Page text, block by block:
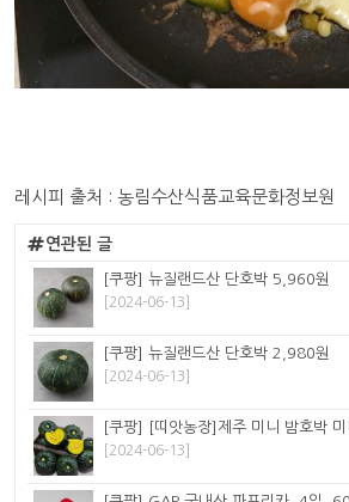
레시피 출처 : 농림수산식품교육문화정보원
연관된 글
[쿠팡] 뉴질랜드산 단호박 5,960원
[2024-06-13]
[쿠팡] 뉴질랜드산 단호박 2,980원
[2024-06-13]
[쿠팡] [띠앗농장]제주 미니 밤호박 미
[2024-06-13]